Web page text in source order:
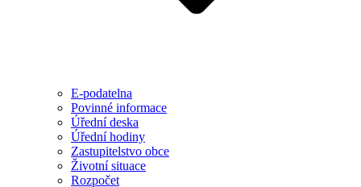
E-podatelna
Povinné informace
Úřední deska
Úřední hodiny
Zastupitelstvo obce
Životní situace
Rozpočet